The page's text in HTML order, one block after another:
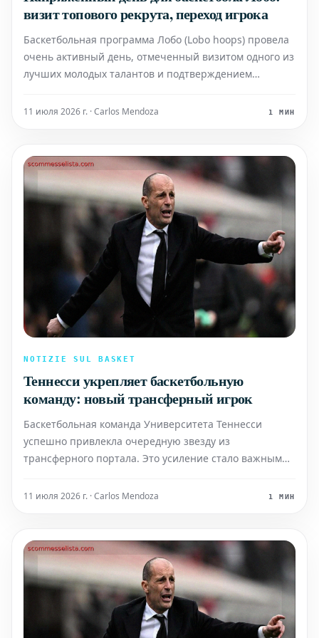
визит топового рекрута, переход игрока
Баскетбольная программа Лобо (Lobo hoops) провела
очень активный день, отмеченный визитом одного из
лучших молодых талантов и подтверждением
надежды на усиление команды. Захватывающий
11 июля 2026 г. · Carlos Mendoza 1 МИН
NOTIZIE SUL BASKET
Теннесси укрепляет баскетбольную
команду: новый трансферный игрок
Баскетбольная команда Университета Теннесси
успешно привлекла очередную звезду из
трансферного портала. Это усиление стало важным
вершинам. Перефразированный и переведенный
11 июля 2026 г. · Carlos Mendoza 1 МИН